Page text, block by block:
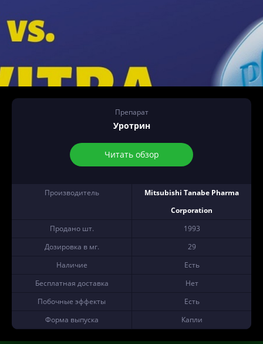
Препарат
Уротрин
Читать обзор
Производитель
Mitsubishi Tanabe Pharma
Corporation
Продано шт.
1993
Дозировка в мг.
29
Наличие
Есть
Бесплатная доставка
Нет
Побочные эффекты
Есть
Форма выпуска
Капли